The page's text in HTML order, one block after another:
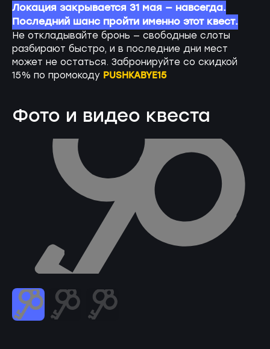
Локация закрывается 31 мая — навсегда.
Последний шанс пройти именно этот квест.
Не откладывайте бронь — свободные слоты
разбирают быстро, и в последние дни мест
может не остаться. Забронируйте со скидкой
15% по промокоду PUSHKABYE15
Фото и видео квеста